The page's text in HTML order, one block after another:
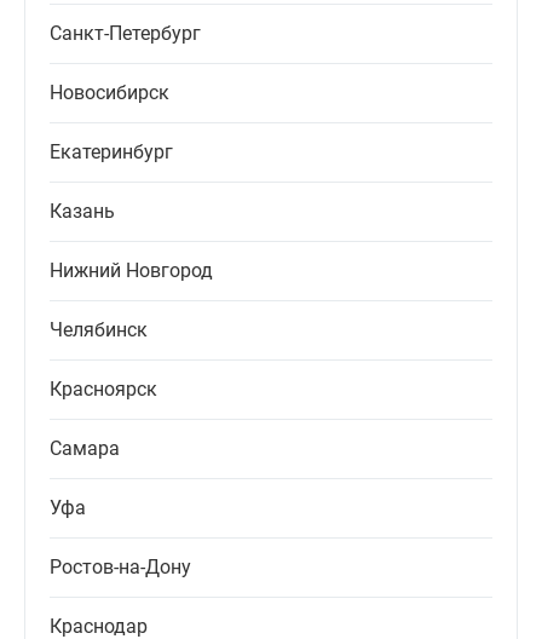
Санкт-Петербург
Новосибирск
Екатеринбург
Казань
Нижний Новгород
Челябинск
Красноярск
Самара
Уфа
Ростов-на-Дону
Краснодар